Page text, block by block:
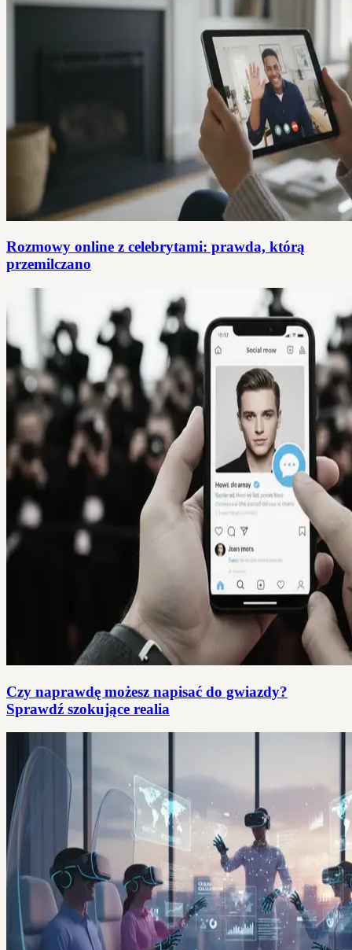
Rozmowy online z celebrytami: prawda, którą
przemilczano
Czy naprawdę możesz napisać do gwiazdy?
Sprawdź szokujące realia